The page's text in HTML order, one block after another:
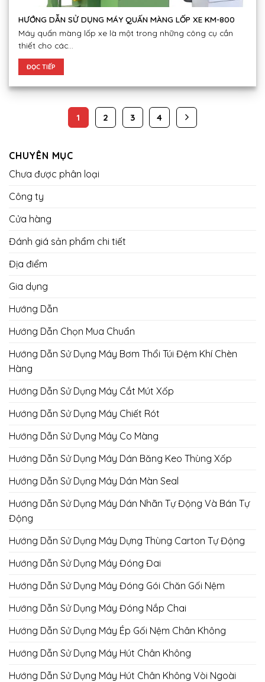
HƯỚNG DẪN SỬ DỤNG MÁY QUẤN MÀNG LỐP XE KM-800
Máy quấn màng lốp xe là một trong những công cụ cần
thiết cho các...
ĐỌC TIẾP
1 2 3 4
CHUYÊN MỤC
Chưa được phân loại
Công ty
Cửa hàng
Đánh giá sản phẩm chi tiết
Địa điểm
Gia dụng
Hướng Dẫn
Hướng Dẫn Chọn Mua Chuẩn
Hướng Dẫn Sử Dụng Máy Bơm Thổi Túi Đệm Khí Chèn
Hàng
Hướng Dẫn Sử Dụng Máy Cắt Mút Xốp
Hướng Dẫn Sử Dụng Máy Chiết Rót
Hướng Dẫn Sử Dụng Máy Co Màng
Hướng Dẫn Sử Dụng Máy Dán Băng Keo Thùng Xốp
Hướng Dẫn Sử Dụng Máy Dán Màn Seal
Hướng Dẫn Sử Dụng Máy Dán Nhãn Tự Động Và Bán Tự
Động
Hướng Dẫn Sử Dụng Máy Dựng Thùng Carton Tự Động
Hướng Dẫn Sử Dụng Máy Đóng Đai
Hướng Dẫn Sử Dụng Máy Đóng Gói Chăn Gối Nệm
Hướng Dẫn Sử Dụng Máy Đóng Nắp Chai
Hướng Dẫn Sử Dụng Máy Ép Gối Nệm Chân Không
Hướng Dẫn Sử Dụng Máy Hút Chân Không
Hướng Dẫn Sử Dụng Máy Hút Chân Không Vòi Ngoài